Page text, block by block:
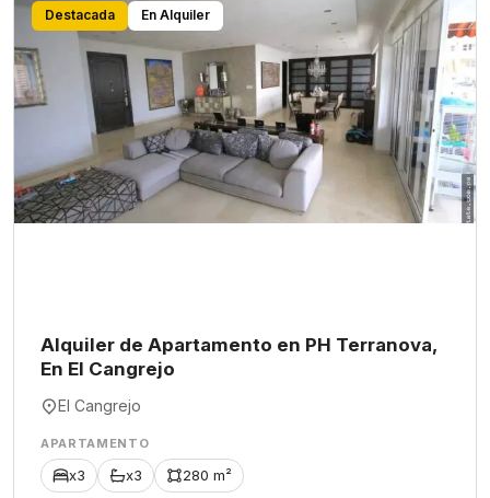
Destacada En Alquiler
Alquiler de Apartamento en PH Terranova,
En El Cangrejo
El Cangrejo
APARTAMENTO
x3 x3 280 m²